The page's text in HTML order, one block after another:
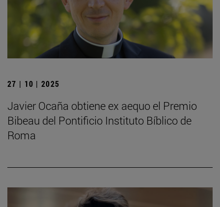
27 | 10 | 2025
Javier Ocaña obtiene ex aequo el Premio
Bibeau del Pontificio Instituto Bíblico de
Roma